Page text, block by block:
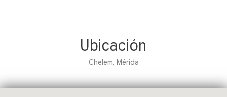
Ubicación
Chelem, Mérida